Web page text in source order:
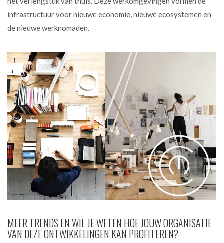
infrastructuur voor nieuwe economie, nieuwe ecosystemen en
de nieuwe werknomaden.
MEER TRENDS EN WIL JE WETEN HOE JOUW ORGANISATIE
VAN DEZE ONTWIKKELINGEN KAN PROFITEREN?